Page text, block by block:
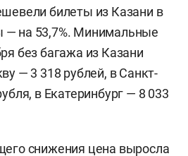
билеты из Казани в
на 53,7%. Минимальные
без багажа из Казани
— 3 318 рублей, в Санкт-
в Екатеринбург — 8 033
снижения цена выросла